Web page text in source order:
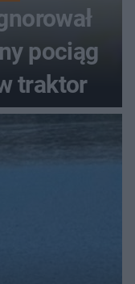
pociąg
traktor